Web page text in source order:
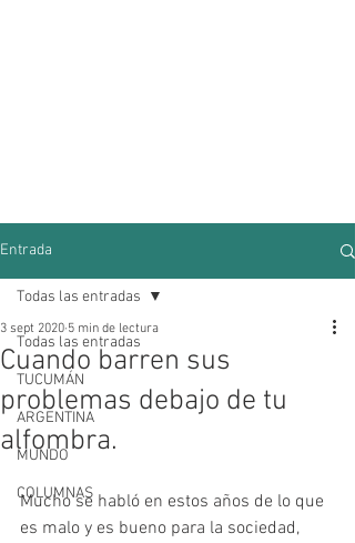
Entrada
Todas las entradas
TUCUMÁN
ARGENTINA
MUNDO
COLUMNAS
Todas las entradas
Cuando barren sus
problemas debajo de tu
alfombra.
3 sept 2020 5 min de lectura
Mucho se habló en estos años de lo que
es malo y es bueno para la sociedad,